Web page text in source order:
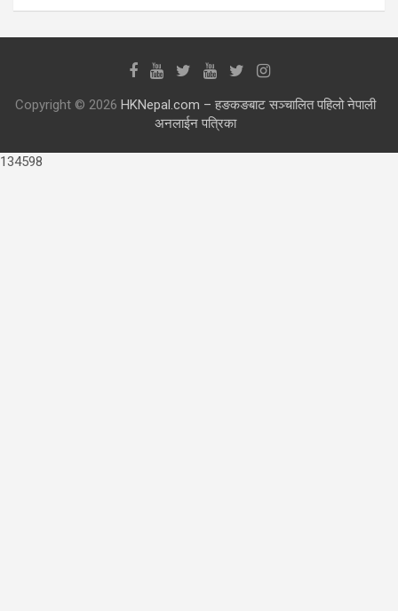
Copyright © 2026 HKNepal.com – हङकङबाट सञ्चालित पहिलो नेपाली
अनलाईन पत्रिका
134598